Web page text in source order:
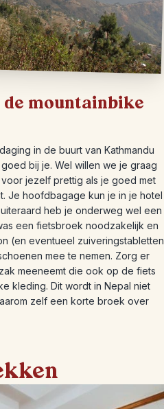
mountainbike
in de buurt van Kathmandu
bij je. Wel willen we je graag
jezelf prettig als je goed met
Je hoofdbagage kun je in je hotel
heb je onderweg wel een
een fietsbroek noodzakelijk en
(en eventueel zuiveringstabletten
mee te nemen. Zorg er
meeneemt die ook op de fiets
kleding. Dit wordt in Nepal niet
zelf een korte broek over